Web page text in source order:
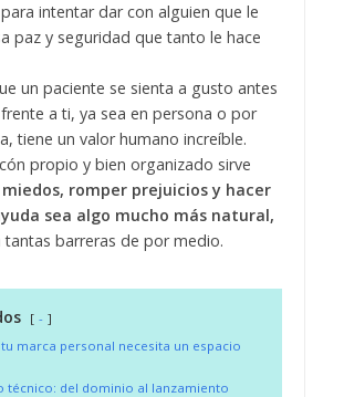
intentar dar con alguien que le
paz y seguridad que tanto le hace
un paciente se sienta a gusto antes
a ti, ya sea en persona o por
tiene un valor humano increíble.
propio y bien organizado sirve
romper prejuicios y hacer
sea algo mucho más natural,
tantas barreras de por medio.
-
tu marca personal necesita un espacio
técnico: del dominio al lanzamiento